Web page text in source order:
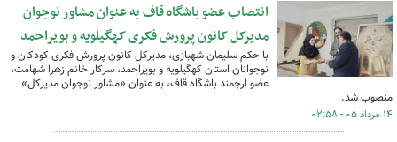
انتصاب عضو باشگاه قاف به عنوان مشاور نوجوان
مدیرکل کانون پرورش فکری کهگیلویه و بویراحمد
با حکم سلیمان شهبازی، مدیرکل کانون پرورش فکری کودکان و
نوجوانان استان کهگیلویه و بویراحمد، سرکار خانم زهرا شهامت،
عضو ارجمند باشگاه قاف، به عنوان «مشاور نوجوان مدیرکل»
منصوب شد.
۱۴ مرداد ۰۵ - ۰۲:۵۸